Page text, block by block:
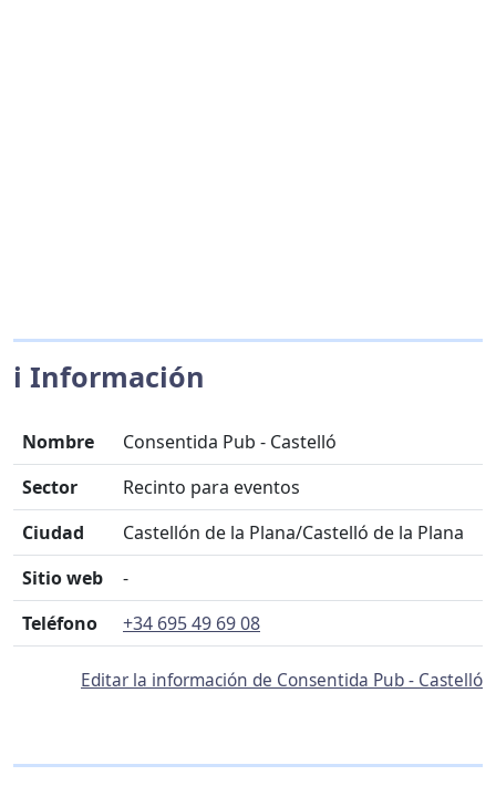
ℹ️ Información
Nombre
Consentida Pub - Castelló
Sector
Recinto para eventos
Ciudad
Castellón de la Plana/Castelló de la Plana
Sitio web
-
Teléfono
+34 695 49 69 08
Editar la información de Consentida Pub - Castelló